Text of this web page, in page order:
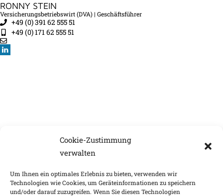
Cookie-Zustimmung
verwalten
Um Ihnen ein optimales Erlebnis zu bieten, verwenden wir
Technologien wie Cookies, um Geräteinformationen zu speichern
und/oder darauf zuzugreifen. Wenn Sie diesen Technologien
RONNY STEIN
Versicherungsbetriebswirt (DVA) | Geschäftsführer
+49 (0) 391 62 555 51
+49 (0) 171 62 555 51